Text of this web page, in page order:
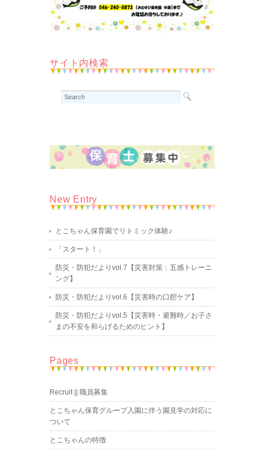
サイト内検索
New Entry
とこちゃん保育園でリトミック体験♪
「スタート！」
防災・防犯だよりvol.7【災害対策：五感トレーニ
ング】
防災・防犯だよりvol.6【災害時の口腔ケア】
防災・防犯だよりvol.5【災害時・避難時／お子さ
まの不安を和らげるためのヒント】
Pages
Recruit || 職員募集
とこちゃん保育グループ入園に伴う園見学の対応に
ついて
とこちゃんの特徴